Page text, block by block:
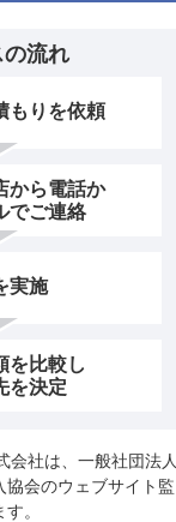
流れ
もりを依頼
から電話か
でご連絡
実施
を比較し
を決定
会社は、一般社団法人
協会のウェブサイト監
。